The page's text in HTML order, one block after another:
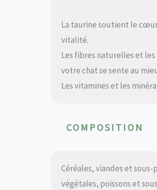
La taurine soutient le
vitalité.
Les fibres naturelles et
votre chat se sente au
Les vitamines et les
COMPOSITION
Céréales, viandes et
végétales, poissons et